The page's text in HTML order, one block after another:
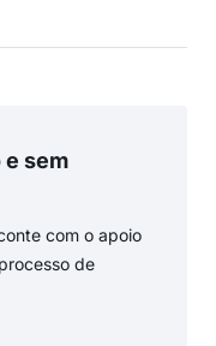
e sem
com o apoio
de